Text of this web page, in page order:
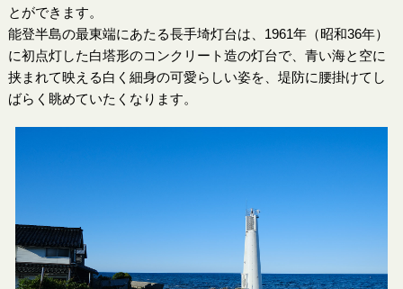
とができます。
能登半島の最東端にあたる長手埼灯台は、1961年（昭和36年）
に初点灯した白塔形のコンクリート造の灯台で、青い海と空に
挟まれて映える白く細身の可愛らしい姿を、堤防に腰掛けてし
ばらく眺めていたくなります。